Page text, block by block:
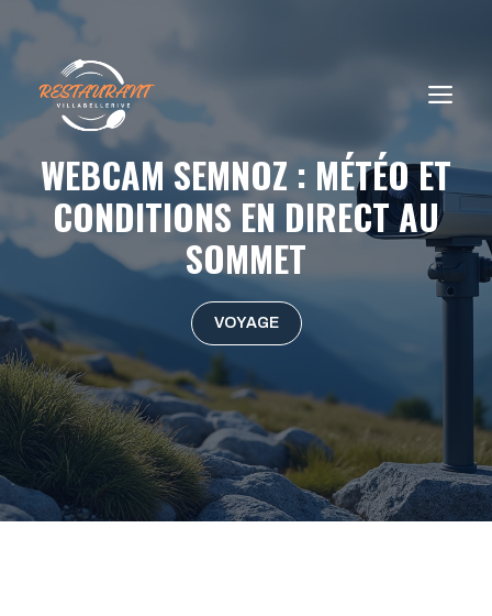
Aller
au
contenu
WEBCAM SEMNOZ : MÉTÉO ET
CONDITIONS EN DIRECT AU
SOMMET
VOYAGE